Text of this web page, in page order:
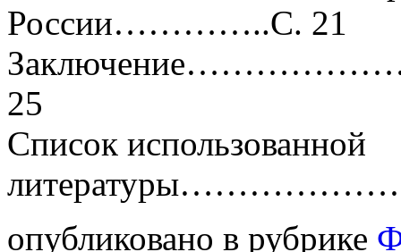
России…………..С. 21
25
Список использованной
опубликовано в рубрике